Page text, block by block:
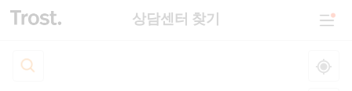
상담센터 찾기